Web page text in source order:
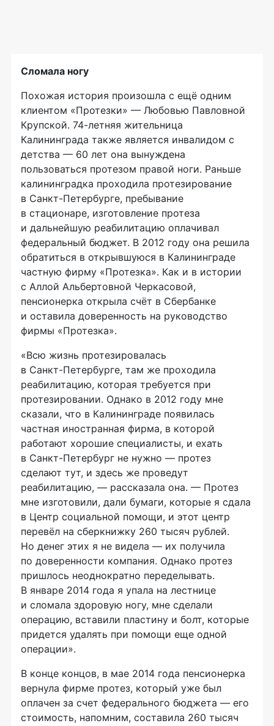
Сломала ногу
Похожая история произошла с ещё одним
клиентом «Протезки» — Любовью Павловной
Крупской. 74-летняя жительница
Калининграда также является инвалидом с
детства — 60 лет она вынуждена
пользоваться протезом правой ноги. Раньше
калининградка проходила протезирование
в Санкт-Петербурге, пребывание
в стационаре, изготовление протеза
и дальнейшую реабилитацию оплачивал
федеральный бюджет. В 2012 году она решила
обратиться в открывшуюся в Калининграде
частную фирму «Протезка». Как и в истории
с Аллой Альбертовной Черкасовой,
пенсионерка открыла счёт в Сбербанке
и оставила доверенность на руководство
фирмы «Протезка».
«Всю жизнь протезировалась
в Санкт-Петербурге, там же проходила
реабилитацию, которая требуется при
протезировании. Однако в 2012 году мне
сказали, что в Калининграде появилась
частная иностранная фирма, в которой
работают хорошие специалисты, и ехать
в Санкт-Петербург не нужно — протез
сделают тут, и здесь же проведут
реабилитацию, — рассказала она. — Протез
мне изготовили, дали бумаги, которые я сдала
в Центр социальной помощи, и этот центр
перевёл на сберкнижку 260 тысяч рублей.
Но денег этих я не видела — их получила
по доверенности компания. Однако протез
пришлось неоднократно переделывать.
В январе 2014 года я упала на лестнице
и сломала здоровую ногу, мне сделали
операцию, вставили пластину и болт, которые
придется удалять при помощи еще одной
операции».
В конце концов, в мае 2014 года пенсионерка
вернула фирме протез, который уже был
оплачен за счет федерального бюджета — его
стоимость, напомним, составила 260 тысяч